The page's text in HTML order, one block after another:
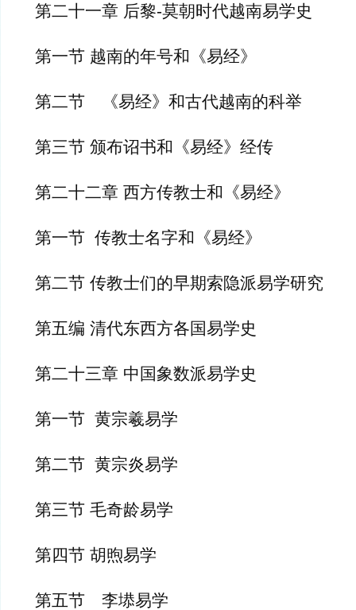
第二十一章 后黎-莫朝时代越南易学史
第一节 越南的年号和《易经》
第二节　《易经》和古代越南的科举
第三节 颁布诏书和《易经》经传
第二十二章 西方传教士和《易经》
第一节  传教士名字和《易经》
第二节 传教士们的早期索隐派易学研究
第五编 清代东西方各国易学史
第二十三章 中国象数派易学史
第一节  黄宗羲易学
第二节  黄宗炎易学
第三节 毛奇龄易学
第四节 胡煦易学
第五节　李塨易学